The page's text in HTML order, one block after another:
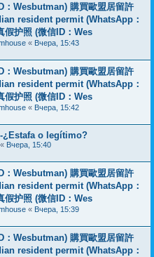
：Wesbutman) 購買歐盟居留許
resident permit (WhatsApp：
假护照 (微信ID：Wes
« Вчера, 15:43
：Wesbutman) 購買歐盟居留許
resident permit (WhatsApp：
假护照 (微信ID：Wes
« Вчера, 15:42
¿Estafa o legítimo?
« Вчера, 15:40
：Wesbutman) 購買歐盟居留許
resident permit (WhatsApp：
假护照 (微信ID：Wes
« Вчера, 15:39
：Wesbutman) 購買歐盟居留許
resident permit (WhatsApp：